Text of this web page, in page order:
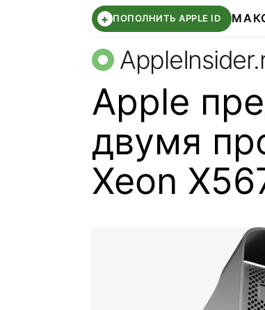
+ ПОПОЛНИТЬ APPLE ID
Apple
двумя
Xeon